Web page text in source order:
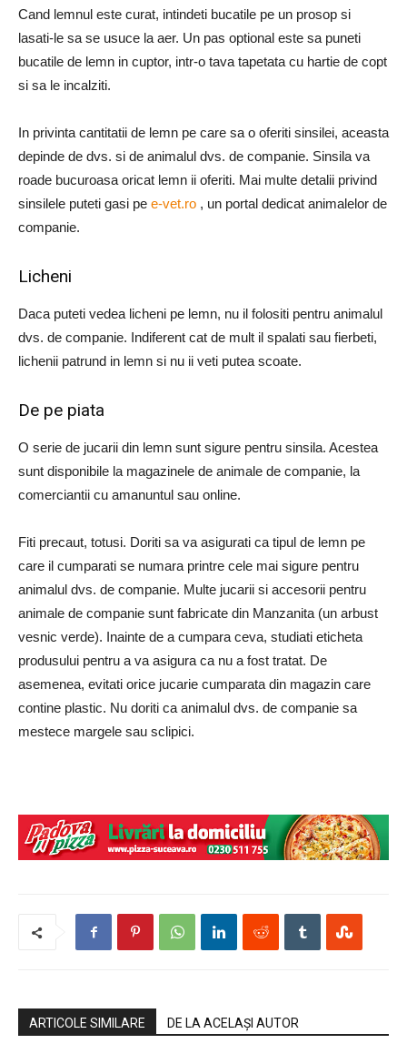
Cand lemnul este curat, intindeti bucatile pe un prosop si
lasati-le sa se usuce la aer. Un pas optional este sa puneti
bucatile de lemn in cuptor, intr-o tava tapetata cu hartie de copt
si sa le incalziti.
In privinta cantitatii de lemn pe care sa o oferiti sinsilei, aceasta
depinde de dvs. si de animalul dvs. de companie. Sinsila va
roade bucuroasa oricat lemn ii oferiti. Mai multe detalii privind
sinsilele puteti gasi pe e-vet.ro , un portal dedicat animalelor de
companie.
Licheni
Daca puteti vedea licheni pe lemn, nu il folositi pentru animalul
dvs. de companie. Indiferent cat de mult il spalati sau fierbeti,
lichenii patrund in lemn si nu ii veti putea scoate.
De pe piata
O serie de jucarii din lemn sunt sigure pentru sinsila. Acestea
sunt disponibile la magazinele de animale de companie, la
comerciantii cu amanuntul sau online.
Fiti precaut, totusi. Doriti sa va asigurati ca tipul de lemn pe
care il cumparati se numara printre cele mai sigure pentru
animalul dvs. de companie. Multe jucarii si accesorii pentru
animale de companie sunt fabricate din Manzanita (un arbust
vesnic verde). Inainte de a cumpara ceva, studiati eticheta
produsului pentru a va asigura ca nu a fost tratat. De
asemenea, evitati orice jucarie cumparata din magazin care
contine plastic. Nu doriti ca animalul dvs. de companie sa
mestece margele sau sclipici.
ARTICOLE SIMILARE DE LA ACELAȘI AUTOR